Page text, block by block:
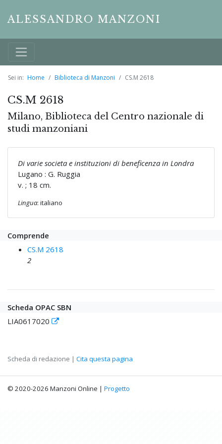
ALESSANDRO MANZONI
Sei in: Home Biblioteca di Manzoni CS.M 2618
CS.M 2618
Milano, Biblioteca del Centro nazionale di
studi manzoniani
Di varie societa e instituzioni di beneficenza in Londra
Lugano : G. Ruggia
v. ; 18 cm.
Lingua: italiano
Comprende
CS.M 2618
2
Scheda OPAC SBN
LIA0617020
Scheda di redazione | Cita questa pagina
© 2020-2026 Manzoni Online | Progetto